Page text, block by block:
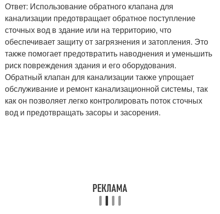
Ответ: Использование обратного клапана для
канализации предотвращает обратное поступление
сточных вод в здание или на территорию, что
обеспечивает защиту от загрязнения и затопления. Это
также помогает предотвратить наводнения и уменьшить
риск повреждения здания и его оборудования.
Обратный клапан для канализации также упрощает
обслуживание и ремонт канализационной системы, так
как он позволяет легко контролировать поток сточных
вод и предотвращать засоры и засорения.